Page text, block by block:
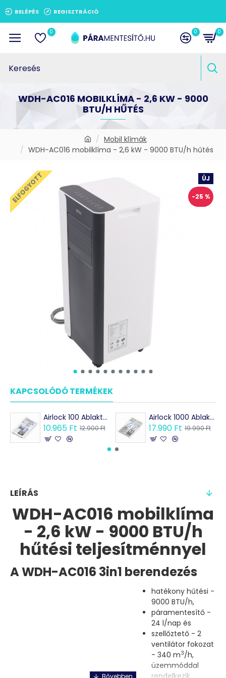
BELÉPÉS REGISZTRÁCIÓ
0 0 0
Mobil klímák
WDH-AC016 mobilklíma - 2,6 kW - 9000 BTU/h hűtés
WDH-AC016 MOBILKLÍMA - 2,6 KW - 9000
BTU/H HŰTÉS
ÚJ
-25 %
ELFOGYOTT
KAPCSOLÓDÓ TERMÉKEK
Airlock 100 Ablaktömítés / Kivezetés mobil klímákhoz
10.965 Ft 12.900 Ft
Airlock 1000 Ablaktömítés / Kivezetés mobil klímákhoz
17.990 Ft 19.990 Ft
LEÍRÁS
WDH-AC016 mobilklíma
- 2,6 kW - 9000 BTU/h
hűtési teljesítménnyel
A WDH-AC016 3in1 berendezés
hatékony hűtési -
9000 BTU/h,
páramentesítő -
24 l/nap és
szellőztető - 2
ventilátor fokozat
- 340 m3/h,
üzemmóddal
rendelkezik.